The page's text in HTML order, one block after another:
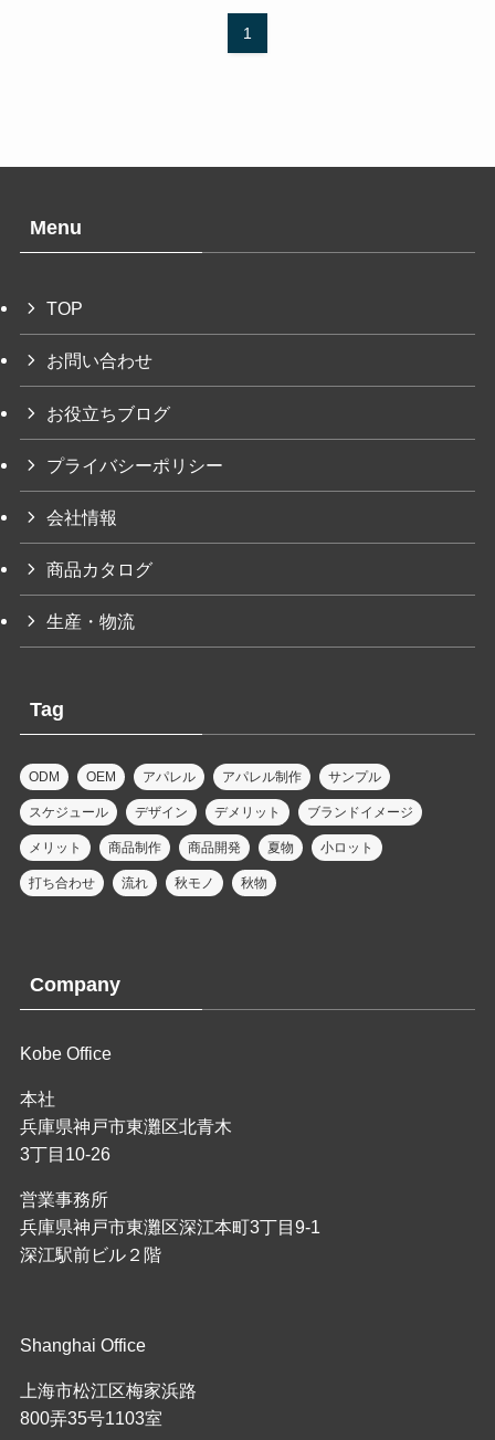
1
Menu
TOP
お問い合わせ
お役立ちブログ
プライバシーポリシー
会社情報
商品カタログ
生産・物流
Tag
ODM OEM アパレル アパレル制作 サンプル
スケジュール デザイン デメリット ブランドイメージ
メリット 商品制作 商品開発 夏物 小ロット
打ち合わせ 流れ 秋モノ 秋物
Company
Kobe Office
本社
兵庫県神戸市東灘区北青木
3丁目10-26
営業事務所
兵庫県神戸市東灘区深江本町3丁目9-1
深江駅前ビル２階
Shanghai Office
上海市松江区梅家浜路
800弄35号1103室